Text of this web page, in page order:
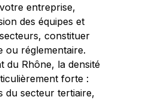
entreprise,
des équipes et
constituer
ou réglementaire.
du Rhône, la densité
forte :
du secteur tertiaire,